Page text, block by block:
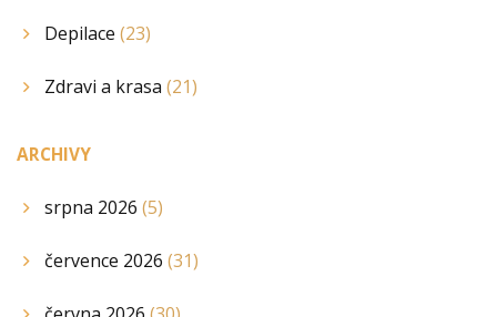
Depilace (23)
Zdravi a krasa (21)
ARCHIVY
srpna 2026 (5)
července 2026 (31)